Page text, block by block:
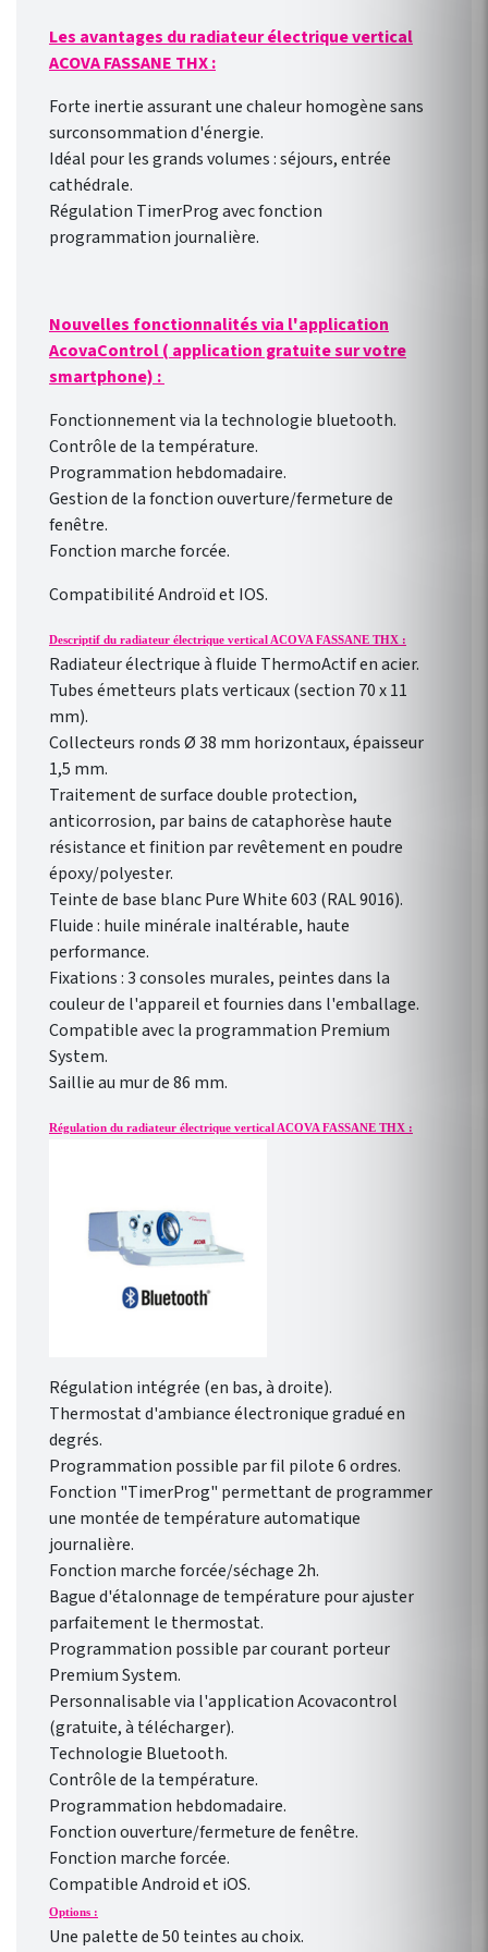
déjà installés ! Connexion
Pilotage des radiateurs de
l’extérieur comme de
l’intérieur avec l’ application
Heatzy : réaliser de vraie
économie d’énergie !
personnalisable selon votre
rythme de vie !
Les avantages du radiateur électrique vertical
ACOVA FASSANE THX :
Forte inertie assurant une chaleur homogène sans
surconsommation d'énergie.
Idéal pour les grands volumes : séjours, entrée
cathédrale.
Régulation TimerProg avec fonction
programmation journalière.
Nouvelles fonctionnalités via l'application
AcovaControl ( application gratuite sur votre
smartphone) :
Fonctionnement via la technologie bluetooth.
Contrôle de la température.
Programmation hebdomadaire.
Gestion de la fonction ouverture/fermeture de
fenêtre.
Fonction marche forcée.
Compatibilité Androïd et IOS.
Descriptif du radiateur électrique vertical ACOVA FASSANE THX :
Radiateur électrique à fluide ThermoActif en acier.
Tubes émetteurs plats verticaux (section 70 x 11
mm).
Collecteurs ronds Ø 38 mm horizontaux, épaisseur
1,5 mm.
Traitement de surface double protection,
anticorrosion, par bains de cataphorèse haute
résistance et finition par revêtement en poudre
époxy/polyester.
Teinte de base blanc Pure White 603 (RAL 9016).
Fluide : huile minérale inaltérable, haute
performance.
Fixations : 3 consoles murales, peintes dans la
couleur de l'appareil et fournies dans l'emballage.
Compatible avec la programmation Premium
System.
Saillie au mur de 86 mm.
Régulation du radiateur électrique vertical ACOVA FASSANE THX :
Régulation intégrée (en bas, à droite).
Thermostat d'ambiance électronique gradué en
degrés.
Programmation possible par fil pilote 6 ordres.
Fonction "TimerProg" permettant de programmer
une montée de température automatique
journalière.
Fonction marche forcée/séchage 2h.
Bague d'étalonnage de température pour ajuster
parfaitement le thermostat.
Programmation possible par courant porteur
Premium System.
Personnalisable via l'application Acovacontrol
(gratuite, à télécharger).
Technologie Bluetooth.
Contrôle de la température.
Programmation hebdomadaire.
Fonction ouverture/fermeture de fenêtre.
Fonction marche forcée.
Compatible Android et iOS.
Options :
Une palette de 50 teintes au choix.